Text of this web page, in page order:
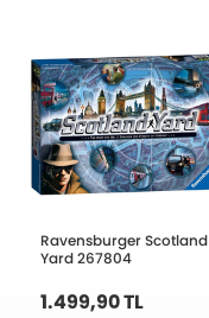
Ravensburger Scotland
Yard 267804
1.499,90 TL